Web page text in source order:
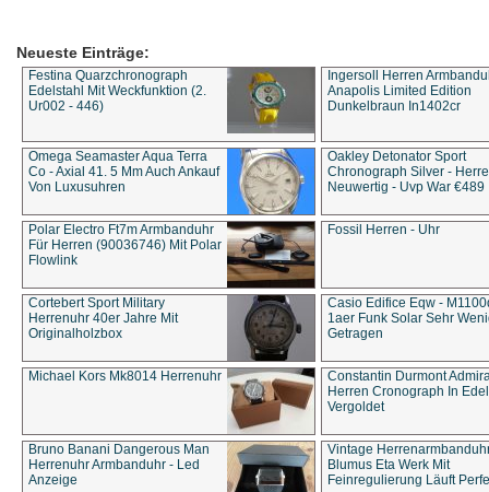
Neueste Einträge:
Festina Quarzchronograph
Edelstahl Mit Weckfunktion (2.
Ur002 - 446)
Ingersoll Herren
Anapolis Limited Edition
Dunkelbraun In1402cr
Omega Seamaster Aqua Terra
Co - Axial 41. 5 Mm Auch Ankauf
Von Luxusuhren
Oakley Detonator Sport
Chronograph Silver -
Neuwertig - Uvp War €489
Polar Electro Ft7m Armbanduhr
Für Herren (90036746) Mit Polar
Flowlink
Fossil Herren - Uhr
Cortebert Sport Military
Herrenuhr 40er Jahre Mit
Originalholzbox
Casio Edifice Eqw -
1aer Funk Solar Sehr
Getragen
Michael Kors Mk8014 Herrenuhr
Constantin Durmont
Herren Cronograph In
Vergoldet
Bruno Banani Dangerous Man
Herrenuhr Armbanduhr - Led
Anzeige
Vintage
Blumus Eta Werk Mit
Feinregulierung Läuft